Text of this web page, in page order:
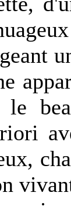
le